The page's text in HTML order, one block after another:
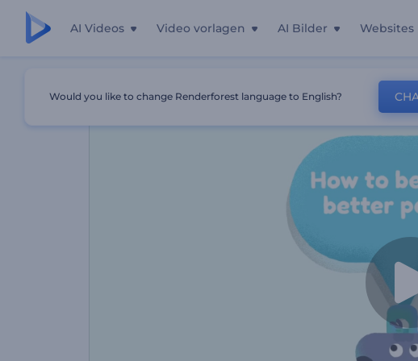
AI Videos Video vorlagen AI Bilder Websites
Would you like to change Renderforest language to English?